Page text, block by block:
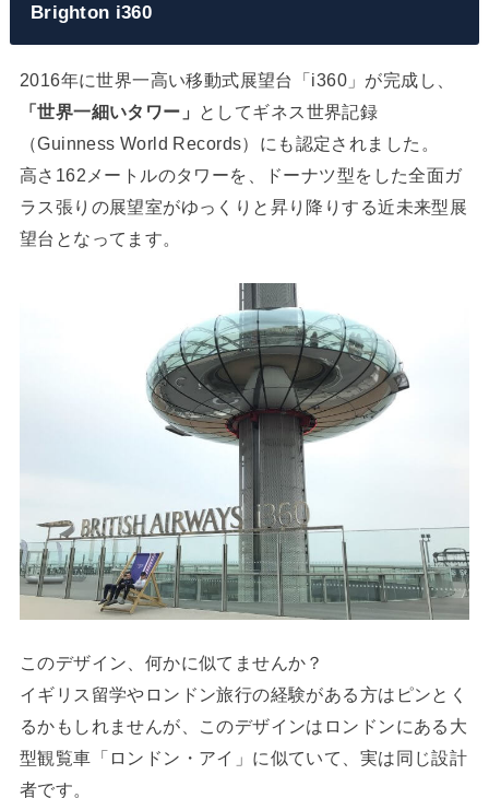
Brighton i360
2016年に世界一高い移動式展望台「i360」が完成し、
「世界一細いタワー」
としてギネス世界記録
（Guinness World Records）にも認定されました。
高さ162メートルのタワーを、ドーナツ型をした全面ガ
ラス張りの展望室がゆっくりと昇り降りする近未来型展
望台となってます。
このデザイン、何かに似てませんか？
イギリス留学やロンドン旅行の経験がある方はピンとく
るかもしれませんが、このデザインはロンドンにある大
型観覧車「ロンドン・アイ」に似ていて、実は同じ設計
者です。